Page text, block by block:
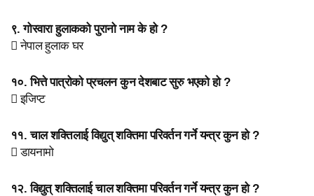
९. गोस्वारा हुलाकको पुरानो नाम के हो ?
 नेपाल हुलाक घर
१०. भित्ते पात्रोको प्रचलन कुन देशबाट सुरु भएको हो ?
 इजिप्ट
११. चाल शक्तिलाई विद्युत् शक्तिमा परिवर्तन गर्ने यन्त्र कुन हो ?
 डायनामो
१२. विद्युत् शक्तिलाई चाल शक्तिमा परिवर्तन गर्ने यन्त्र कुन हो ?